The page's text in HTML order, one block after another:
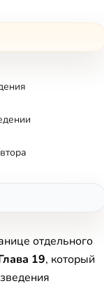
отдельного
19, который